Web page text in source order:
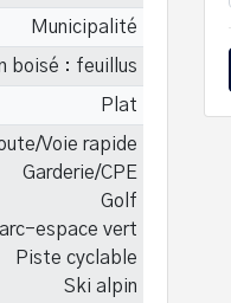
Municipalité
boisé : feuillus
Plat
Voie rapide
Garderie/CPE
Golf
espace vert
Piste cyclable
Ski alpin